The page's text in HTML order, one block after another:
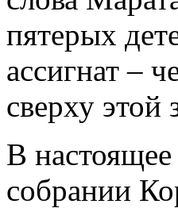
пятерых
ассигнат –
сверху этой
В
собрании